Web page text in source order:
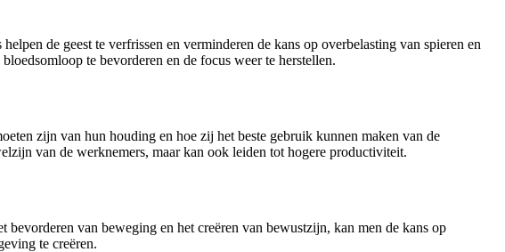
de geest te verfrissen en verminderen de kans op overbelasting van spieren en
te bevorderen en de focus weer te herstellen.
zijn van hun houding en hoe zij het beste gebruik kunnen maken van de
van de werknemers, maar kan ook leiden tot hogere productiviteit.
van beweging en het creëren van bewustzijn, kan men de kans op
te creëren.